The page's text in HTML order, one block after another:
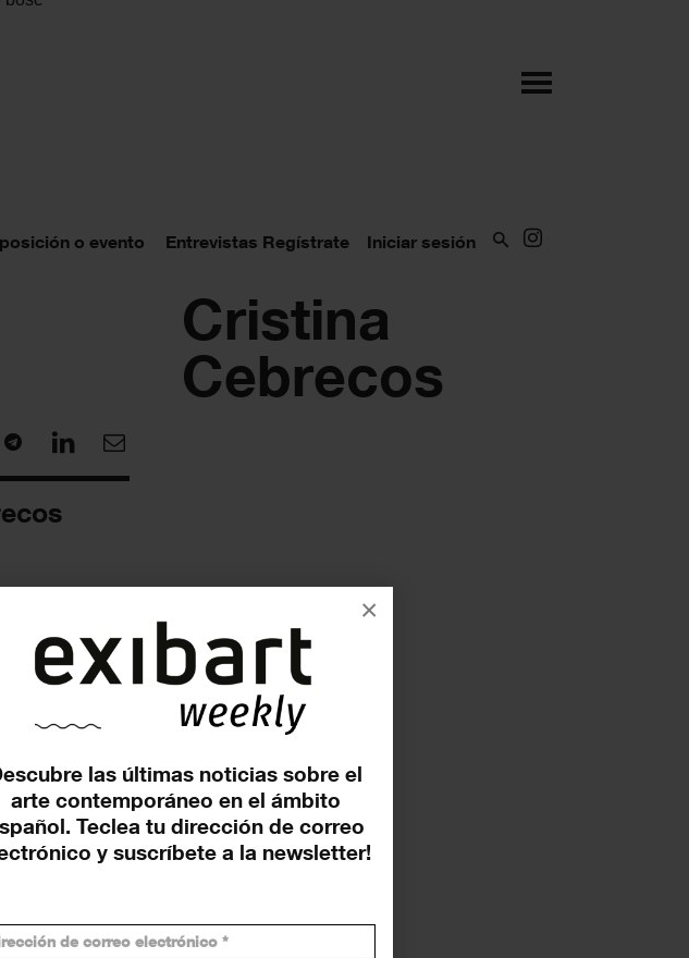
las últimas noticias sobre el
arte contemporáneo en el ámbito
Teclea tu dirección de correo
y suscríbete a la newsletter!
×
o evento Entrevistas Regístrate Iniciar sesión
Cristina
Cebrecos